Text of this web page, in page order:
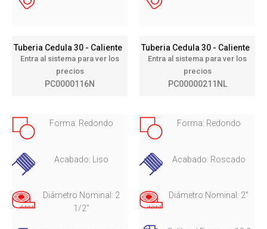
Tuberia Cedula 30 - Caliente
Entra al sistema para ver los
precios
PC0000116N
Tuberia Cedula 30 - Caliente
Entra al sistema para ver los
precios
PC00000211NL
Forma: Redondo
Acabado: Liso
Diámetro Nominal: 2
1/2"
Forma: Redondo
Acabado: Roscado
Diámetro Nominal: 2"